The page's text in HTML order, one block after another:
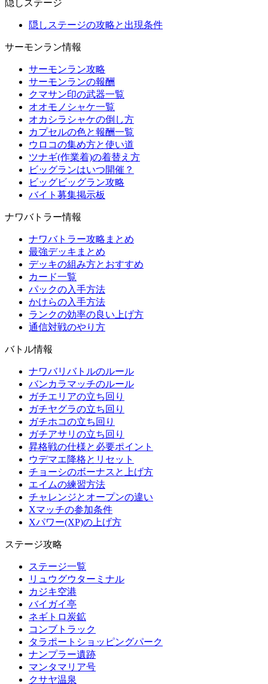
隠しステージ
隠しステージの攻略と出現条件
サーモンラン情報
サーモンラン攻略
サーモンランの報酬
クマサン印の武器一覧
オオモノシャケ一覧
オカシラシャケの倒し方
カプセルの色と報酬一覧
ウロコの集め方と使い道
ツナギ(作業着)の着替え方
ビッグランはいつ開催？
ビッグビッグラン攻略
バイト募集掲示板
ナワバトラー情報
ナワバトラー攻略まとめ
最強デッキまとめ
デッキの組み方とおすすめ
カード一覧
パックの入手方法
かけらの入手方法
ランクの効率の良い上げ方
通信対戦のやり方
バトル情報
ナワバリバトルのルール
バンカラマッチのルール
ガチエリアの立ち回り
ガチヤグラの立ち回り
ガチホコの立ち回り
ガチアサリの立ち回り
昇格戦の仕様と必要ポイント
ウデマエ降格とリセット
チョーシのボーナスと上げ方
エイムの練習方法
チャレンジとオープンの違い
Xマッチの参加条件
Xパワー(XP)の上げ方
ステージ攻略
ステージ一覧
リュウグウターミナル
カジキ空港
バイガイ亭
ネギトロ炭鉱
コンブトラック
タラポートショッピングパーク
ナンプラー遺跡
マンタマリア号
クサヤ温泉